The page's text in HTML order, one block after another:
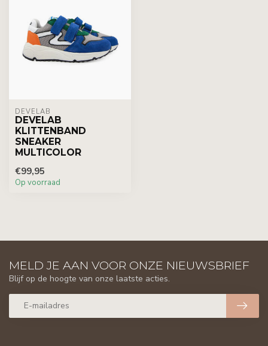
DEVELAB
DEVELAB
KLITTENBAND
SNEAKER
MULTICOLOR
€99,95
Op voorraad
MELD JE AAN VOOR ONZE NIEUWSBRIEF
Blijf op de hoogte van onze laatste acties.